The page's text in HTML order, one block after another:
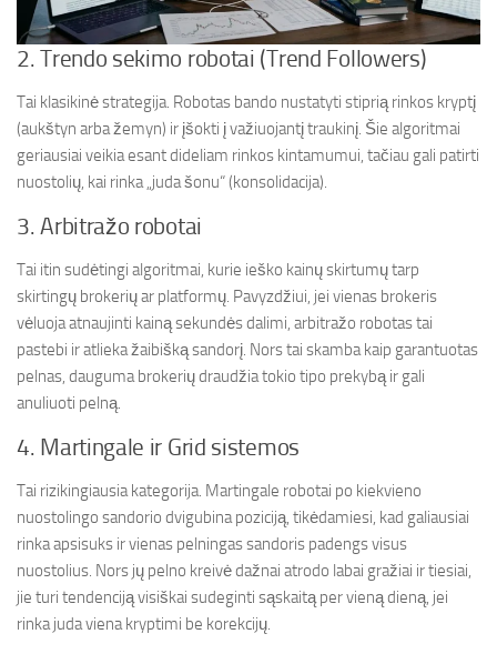
2. Trendo sekimo robotai (Trend Followers)
Tai klasikinė strategija. Robotas bando nustatyti stiprią rinkos kryptį
(aukštyn arba žemyn) ir įšokti į važiuojantį traukinį. Šie algoritmai
geriausiai veikia esant dideliam rinkos kintamumui, tačiau gali patirti
nuostolių, kai rinka „juda šonu“ (konsolidacija).
3. Arbitražo robotai
Tai itin sudėtingi algoritmai, kurie ieško kainų skirtumų tarp
skirtingų brokerių ar platformų. Pavyzdžiui, jei vienas brokeris
vėluoja atnaujinti kainą sekundės dalimi, arbitražo robotas tai
pastebi ir atlieka žaibišką sandorį. Nors tai skamba kaip garantuotas
pelnas, dauguma brokerių draudžia tokio tipo prekybą ir gali
anuliuoti pelną.
4. Martingale ir Grid sistemos
Tai rizikingiausia kategorija. Martingale robotai po kiekvieno
nuostolingo sandorio dvigubina poziciją, tikėdamiesi, kad galiausiai
rinka apsisuks ir vienas pelningas sandoris padengs visus
nuostolius. Nors jų pelno kreivė dažnai atrodo labai gražiai ir tiesiai,
jie turi tendenciją visiškai sudeginti sąskaitą per vieną dieną, jei
rinka juda viena kryptimi be korekcijų.